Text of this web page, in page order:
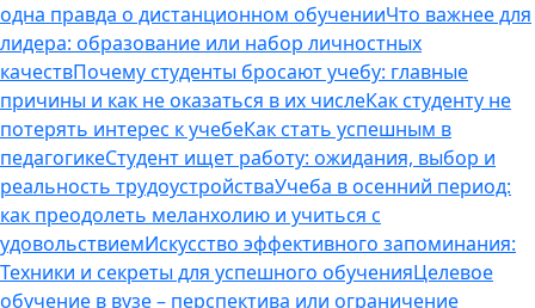
одна правда о дистанционном обученииЧто важнее для
лидера: образование или набор личностных
качествПочему студенты бросают учебу: главные
причины и как не оказаться в их числеКак студенту не
потерять интерес к учебеКак стать успешным в
педагогикеСтудент ищет работу: ожидания, выбор и
реальность трудоустройстваУчеба в осенний период:
как преодолеть меланхолию и учиться с
удовольствиемИскусство эффективного запоминания:
Техники и секреты для успешного обученияЦелевое
обучение в вузе – перспектива или ограничение